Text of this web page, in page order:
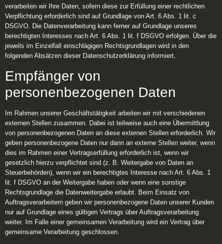
verarbeiten wir Ihre Daten, sofern diese zur Erfüllung einer rechtlichen
Verpflichtung erforderlich sind auf Grundlage von Art. 6 Abs. 1 lit. c
DSGVO. Die Datenverarbeitung kann ferner auf Grundlage unseres
berechtigten Interesses nach Art. 6 Abs. 1 lit. f DSGVO erfolgen. Über die
jeweils im Einzelfall einschlägigen Rechtsgrundlagen wird in den
folgenden Absätzen dieser Datenschutzerklärung informiert.
Empfänger von
personenbezogenen Daten
Im Rahmen unserer Geschäftstätigkeit arbeiten wir mit verschiedenen
externen Stellen zusammen. Dabei ist teilweise auch eine Übermittlung
von personenbezogenen Daten an diese externen Stellen erforderlich. Wir
geben personenbezogene Daten nur dann an externe Stellen weiter, wenn
dies im Rahmen einer Vertragserfüllung erforderlich ist, wenn wir
gesetzlich hierzu verpflichtet sind (z. B. Weitergabe von Daten an
Steuerbehörden), wenn wir ein berechtigtes Interesse nach Art. 6 Abs. 1
lit. f DSGVO an der Weitergabe haben oder wenn eine sonstige
Rechtsgrundlage die Datenweitergabe erlaubt. Beim Einsatz von
Auftragsverarbeitern geben wir personenbezogene Daten unserer Kunden
nur auf Grundlage eines gültigen Vertrags über Auftragsverarbeitung
weiter. Im Falle einer gemeinsamen Verarbeitung wird ein Vertrag über
gemeinsame Verarbeitung geschlossen.